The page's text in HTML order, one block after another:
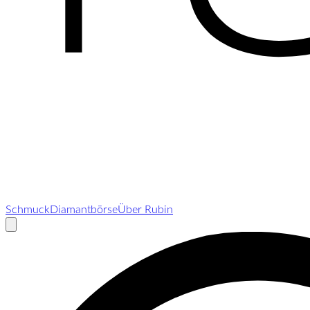
SchmuckDiamantbörseÜber Rubin